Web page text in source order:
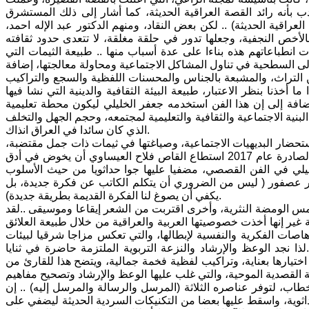
رائد القصة العراقية الحديثة، كما أشار إلى ذلك المستشرق
الحديثة) .. لكن بعض النقاد، ومنهم الدكتور عبد الإله احمد،
النجفية، وجعلها تدور في حلقة مغلقة، لا تتعدى حدود ثقافته
هذه بناءا على عدة أسباب منها .. طبيعة الثيمات التي
السطحية في تناول المشاكل الاجتماعية ومحاولة معالجتها، إضافة
والمشبعة بالجناس والمحسنات اللفظية والسجع والتراكيب
بنظر الاعتبار، طبيعة البيئة الثقافية والدينية التي نشا فيها
إلى إن هذا الفن استخدمه جعفر الخليلي ليكون محطة تعليمية
الاجتماعية والثقافية والتعليمية لمجتمعه، وحجم الجهل والتخلف
الذي كان سائدا في العراق انذاك.
البديهيات الاجتماعية، وصياغتها في ثيمات ذات جمل مقتضبة،
تحمل دوال حسية وفكرية مثيرة للاهتمام، في مجموعته القصصية ( أريج أفكاري) الصادرة عام 2017 استطاع القاص فلاح العيساوي أن يخوض في أدق
في الفن القصصي، مضفيا عليها جوا حداثويا من حيث الأسلوب
عصفور ( ليس من الضروري أن يتكلم الكاتب عن فكرة جديدة، بل
يكفي أن يصوغ لنا الفكرة القديمة بطريقة جديدة).
النثرية، وأخرى اقتربت من الشعر إيقاعا وموسيقى ..لقد
إنها أخذت خصوصيتها العربية والعراقية من خلال طبيعة العلائق
الفكرية والنفسية لإبطالها، والتي تعكس مزاجا شرقيا لبيئات
الوعظ والإرشاد والنزعة التربوية الملتزمة حاضرة في ثنايا
بعناية، وتراكيب لفظية فخمة جمالية، ويتضح هذا للقارئ من
القصدية الموحية، والتي غلب عليها الوعظ والإرشاد وتصحيح مفاهيم
لتوفر عناصره الثلاثة (المرسل والرسالة والمرسل إليه) .. إن
واسقط عليها بعضا من التكنيكات السردية الحديثة ليضفي على